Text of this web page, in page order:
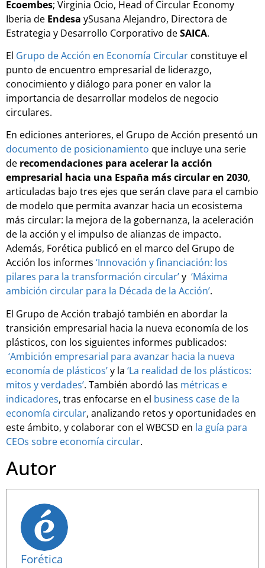
Ecoembes; Virginia Ocio, Head of Circular Economy
Iberia de Endesa ySusana Alejandro, Directora de
Estrategia y Desarrollo Corporativo deSAICA.
El Grupo de Acción en Economía Circular constituye el
punto de encuentro empresarial de liderazgo,
conocimiento y diálogo para poner en valor la
importancia de desarrollar modelos de negocio
circulares.
En ediciones anteriores, el Grupo de Acción presentó un
documento de posicionamiento que incluye una serie
de recomendaciones para acelerar la acción
empresarial hacia una España más circular en 2030,
articuladas bajo tres ejes que serán clave para el cambio
de modelo que permita avanzar hacia un ecosistema
más circular: la mejora de la gobernanza, la aceleración
de la acción y el impulso de alianzas de impacto.
Además, Forética publicó en el marco del Grupo de
Acción los informes ‘Innovación y financiación: los
pilares para la transformación circular’y ‘Máxima
ambición circular para la Década de la Acción’.
El Grupo de Acción trabajó también en abordar la
transición empresarial hacia la nueva economía de los
plásticos, con los siguientes informes publicados:
‘Ambición empresarial para avanzar hacia la nueva
economía de plásticos’y la ‘La realidad de los plásticos:
mitos y verdades’. También abordó las métricas e
indicadores, tras enfocarse en el business case de la
economía circular, analizando retos y oportunidades en
este ámbito, y colaborar con el WBCSD en la guía para
CEOs sobre economía circular.
Autor
Forética